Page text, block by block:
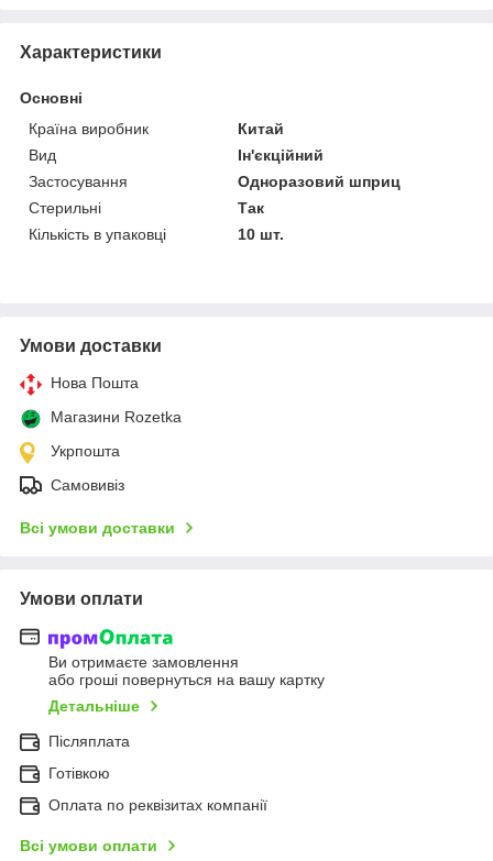
Характеристики
Основні
Країна виробник
Китай
Вид
Ін'єкційний
Застосування
Одноразовий шприц
Стерильні
Так
Кількість в упаковці
10 шт.
Умови доставки
Нова Пошта
Магазини Rozetka
Укрпошта
Самовивіз
Всі умови доставки
Умови оплати
Ви отримаєте замовлення
або гроші повернуться на вашу картку
Детальніше
Післяплата
Готівкою
Оплата по реквізитах компанії
Всі умови оплати